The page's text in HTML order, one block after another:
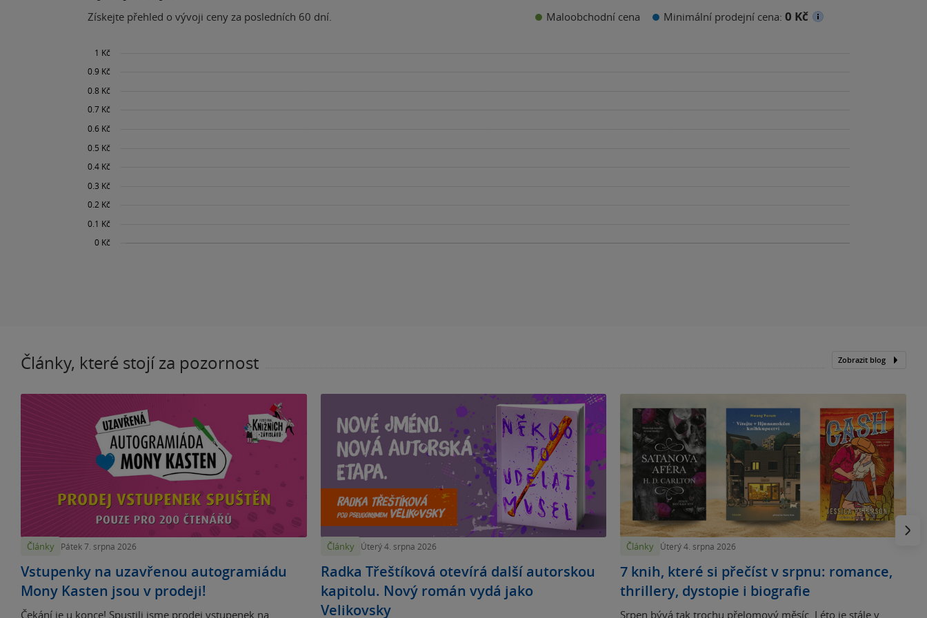
Získejte přehled o vývoji ceny za posledních 60 dní. Maloobchodní cena Minimální prodejní cena: 0 Kč
Články, které stojí za pozornost Zobrazit blog
Články Pátek 7. srpna 2026
Vstupenky na uzavřenou autogramiádu
Mony Kasten jsou v prodeji!
Čekání je u konce! Spustili jsme prodej vstupenek na
Články Úterý 4. srpna 2026
Radka Třeštíková otevírá další autorskou
kapitolu. Nový román vydá jako
Velikovsky
Články Úterý 4. srpna 2026
7 knih, které si přečíst v srpnu: romance,
thrillery, dystopie i biografie
Srpen bývá tak trochu přelomový měsíc. Léto je stále v